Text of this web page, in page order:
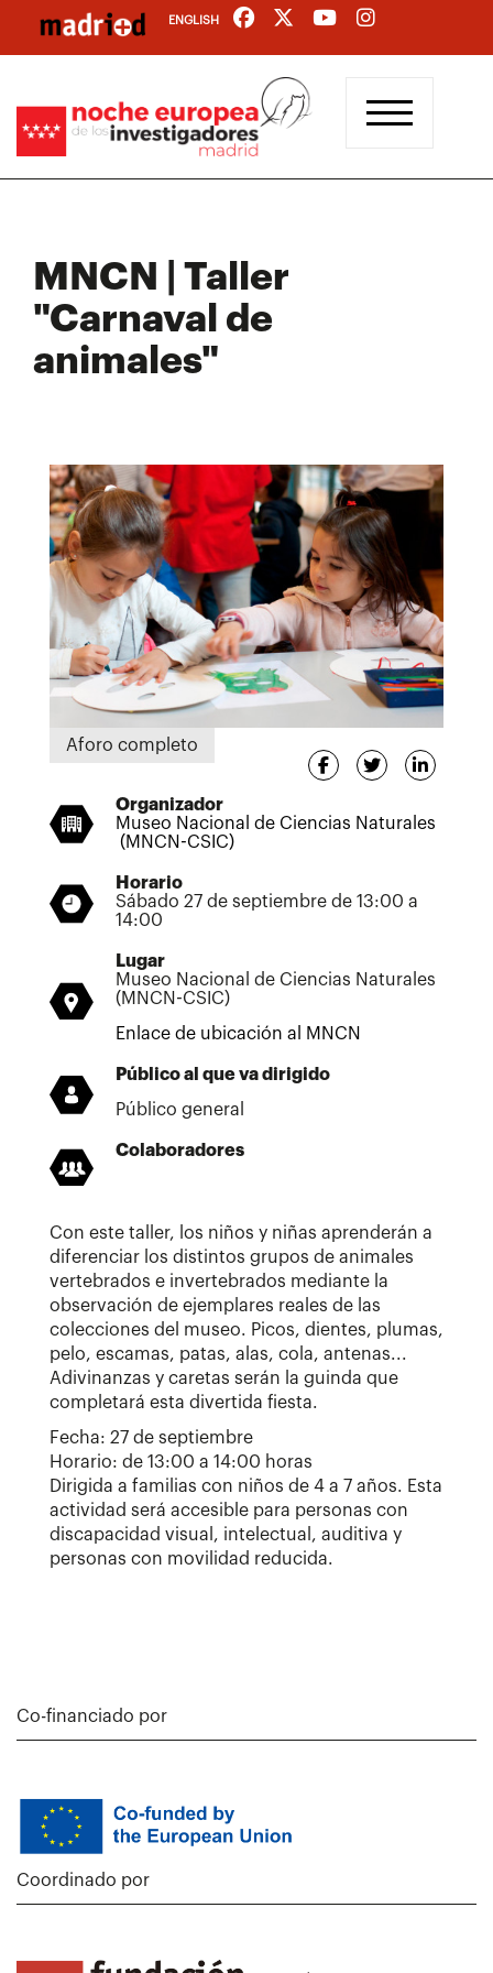
contenido
ENGLISH
MNCN | Taller
"Carnaval de
animales"
Aforo completo
Organizador
Museo Nacional de Ciencias Naturales
(MNCN-CSIC)
Horario
Sábado 27 de septiembre de 13:00 a
14:00
Lugar
Museo Nacional de Ciencias Naturales
(MNCN-CSIC)
Enlace de ubicación al MNCN
Público al que va dirigido
Público general
Colaboradores
Con este taller, los niños y niñas aprenderán a
diferenciar los distintos grupos de animales
vertebrados e invertebrados mediante la
observación de ejemplares reales de las
colecciones del museo. Picos, dientes, plumas,
pelo, escamas, patas, alas, cola, antenas...
Adivinanzas y caretas serán la guinda que
completará esta divertida fiesta.
Fecha: 27 de septiembre
Horario: de 13:00 a 14:00 horas
Dirigida a familias con niños de 4 a 7 años. Esta
actividad será accesible para personas con
discapacidad visual, intelectual, auditiva y
personas con movilidad reducida.
Co-financiado por
Coordinado por